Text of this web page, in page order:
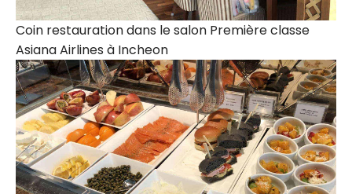
Coin restauration dans le salon Première classe
Asiana Airlines à Incheon